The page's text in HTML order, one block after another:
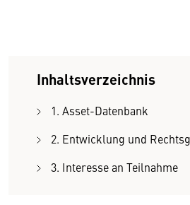
Inhaltsverzeichnis
1. Asset-Datenbank
2. Entwicklung und
3. Interesse an Teilnahme